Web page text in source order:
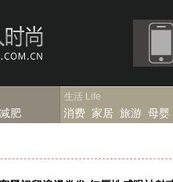
减肥
生活 Life
消费 家居 旅游 母婴